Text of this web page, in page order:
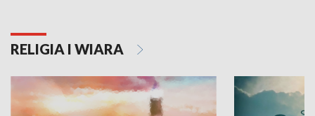
RELIGIA I WIARA